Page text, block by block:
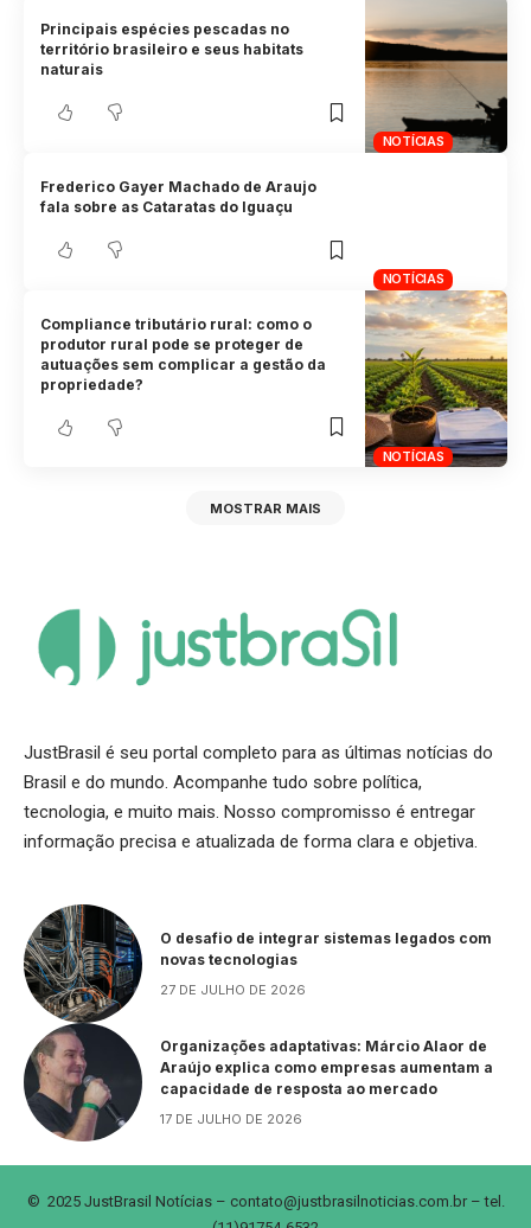
NOTÍCIAS
Principais espécies pescadas no
território brasileiro e seus habitats
naturais
NOTÍCIAS
Frederico Gayer Machado de Araujo
fala sobre as Cataratas do Iguaçu
NOTÍCIAS
Compliance tributário rural: como o
produtor rural pode se proteger de
autuações sem complicar a gestão da
propriedade?
MOSTRAR MAIS
JustBrasil é seu portal completo para as últimas notícias do
Brasil e do mundo. Acompanhe tudo sobre política,
tecnologia, e muito mais. Nosso compromisso é entregar
informação precisa e atualizada de forma clara e objetiva.
O desafio de integrar sistemas legados com
novas tecnologias
27 DE JULHO DE 2026
Organizações adaptativas: Márcio Alaor de
Araújo explica como empresas aumentam a
capacidade de resposta ao mercado
17 DE JULHO DE 2026
© 2025 JustBrasil Notícias – contato@justbrasilnoticias.com.br– tel.